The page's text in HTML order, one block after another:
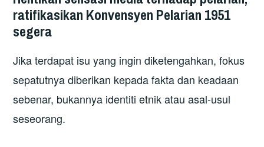
ratifikasikan Konvensyen Pelarian 1951
segera
Jika terdapat isu yang ingin diketengahkan, fokus
sepatutnya diberikan kepada fakta dan keadaan
sebenar, bukannya identiti etnik atau asal-usul
seseorang.